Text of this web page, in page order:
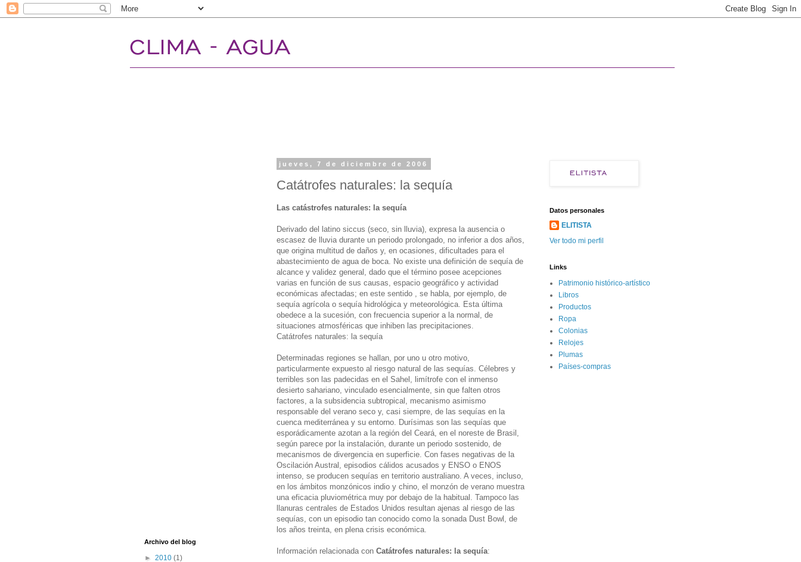
jueves, 7 de diciembre de 2006
Catátrofes naturales: la sequía
Las catástrofes naturales: la sequía
Derivado del latino siccus (seco, sin lluvia), expresa la ausencia o
escasez de lluvia durante un periodo prolongado, no inferior a dos años,
que origina multitud de daños y, en ocasiones, dificultades para el
abastecimiento de agua de boca. No existe una definición de sequía de
alcance y validez general, dado que el término posee acepciones
varias en función de sus causas, espacio geográfico y actividad
económicas afectadas; en este sentido , se habla, por ejemplo, de
sequía agrícola o sequía hidrológica y meteorológica. Esta última
obedece a la sucesión, con frecuencia superior a la normal, de
situaciones atmosféricas que inhiben las precipitaciones.
Catátrofes naturales: la sequía
Determinadas regiones se hallan, por uno u otro motivo,
particularmente expuesto al riesgo natural de las sequías. Célebres y
terribles son las padecidas en el Sahel, limítrofe con el inmenso
desierto sahariano, vinculado esencialmente, sin que falten otros
factores, a la subsidencia subtropical, mecanismo asimismo
responsable del verano seco y, casi siempre, de las sequías en la
cuenca mediterránea y su entorno. Durísimas son las sequías que
esporádicamente azotan a la región del Ceará, en el noreste de Brasil,
según parece por la instalación, durante un periodo sostenido, de
mecanismos de divergencia en superficie. Con fases negativas de la
Oscilación Austral, episodios cálidos acusados y ENSO o ENOS
intenso, se producen sequías en territorio australiano. A veces, incluso,
en los ámbitos monzónicos indio y chino, el monzón de verano muestra
una eficacia pluviométrica muy por debajo de la habitual. Tampoco las
llanuras centrales de Estados Unidos resultan ajenas al riesgo de las
sequías, con un episodio tan conocido como la sonada Dust Bowl, de
los años treinta, en plena crisis económica.
Información relacionada con Catátrofes naturales: la sequía:
Archivo del blog
► 2010 (1)
Datos personales
ELITISTA
Ver todo mi perfil
Links
Patrimonio histórico-artístico
Libros
Productos
Ropa
Colonias
Relojes
Plumas
Países-compras